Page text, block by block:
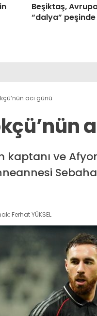
Beşiktaş,
“dalya” peşinde
acı günü
kaptanı ve
Ferhat YÜKSEL